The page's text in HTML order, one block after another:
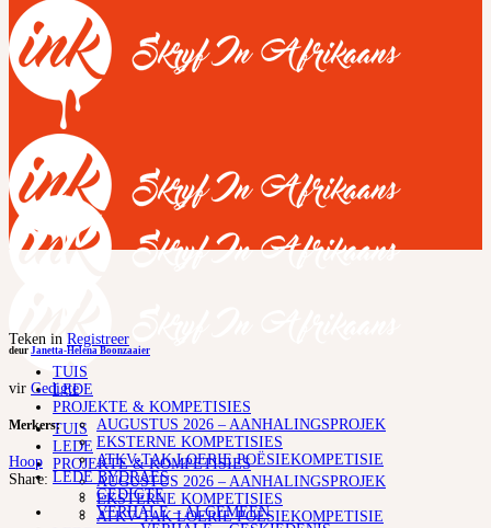
TUIS
LEDE
PROJEKTE & KOMPETISIES
AUGUSTUS 2026 – AANHALINGSPROJEK
EKSTERNE KOMPETISIES
ATKV-TAK LOERIE POËSIEKOMPETISIE
Teken in Registreer
TUIS
LEDE
PROJEKTE & KOMPETISIES
AUGUSTUS 2026 – AANHALINGSPROJEK
EKSTERNE KOMPETISIES
ATKV-TAK LOERIE POËSIEKOMPETISIE
LEDE BYDRAES
GEDIGTE
VERHALE – ALGEMEEN
deur Janetta-Helena Boonzaaier
vir Gedigte
Merkers:
Hoop
Share: